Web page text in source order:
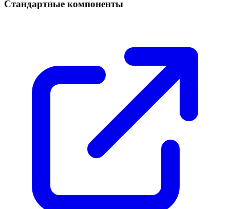
Стандартные компоненты